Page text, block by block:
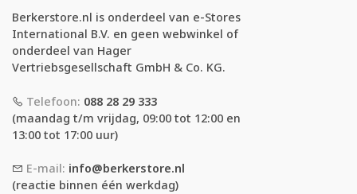
Berkerstore.nl is onderdeel van e-Stores
International B.V. en geen webwinkel of
onderdeel van Hager
Vertriebsgesellschaft GmbH & Co. KG.
Telefoon: 088 28 29 333
(maandag t/m vrijdag, 09:00 tot 12:00 en
13:00 tot 17:00 uur)
E-mail: info@berkerstore.nl
(reactie binnen één werkdag)